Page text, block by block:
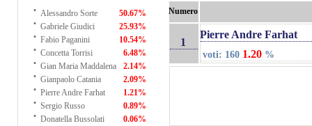
· Alessandro Sorte 50.67%
· Gabriele Giudici 25.93%
· Fabio Paganini 10.54%
· Concetta Torrisi 6.48%
· Gian Maria Maddalena 2.14%
· Gianpaolo Catania 2.09%
· Pierre Andre Farhat 1.21%
· Sergio Russo 0.89%
· Donatella Bussolati 0.06%
Numero
1
Pierre Andre Farhat
voti: 160 1.20 %